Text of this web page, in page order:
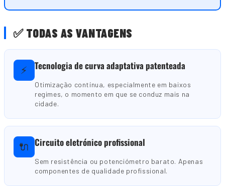
✅ TODAS AS VANTAGENS
⚡ Tecnologia de curva adaptativa patenteada
Otimização contínua, especialmente em baixos
regimes, o momento em que se conduz mais na
cidade.
🔌 Circuito eletrónico profissional
Sem resistência ou potenciómetro barato. Apenas
componentes de qualidade profissional.